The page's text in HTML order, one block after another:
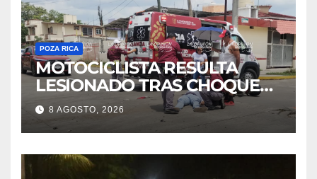
POZA RICA
MOTOCICLISTA RESULTA
LESIONADO TRAS CHOQUE
EN LA 27 DE SEPTIEMBRE
8 AGOSTO, 2026